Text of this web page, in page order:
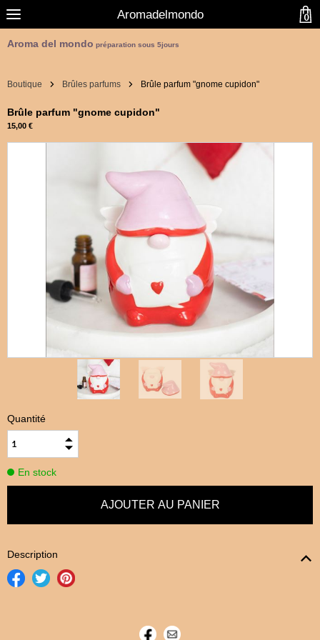
Aromadelmondo
Aroma del mondo préparation sous 5jours
Boutique Brûles parfums Brûle parfum "gnome cupidon"
Brûle parfum "gnome cupidon"
15,00 €
Quantité
En stock
Description
0